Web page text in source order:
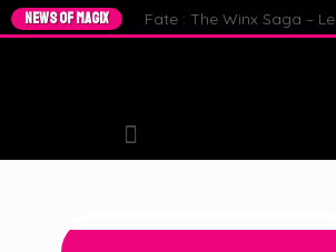
NEWS OF MAGIX Fate : The Winx Saga –